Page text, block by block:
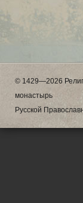
© 1429—2026
монастырь
Русской